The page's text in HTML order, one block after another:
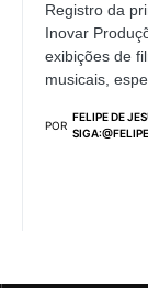
Registro da
Inovar
exibições de
musicais,
POR
FELIPE DE